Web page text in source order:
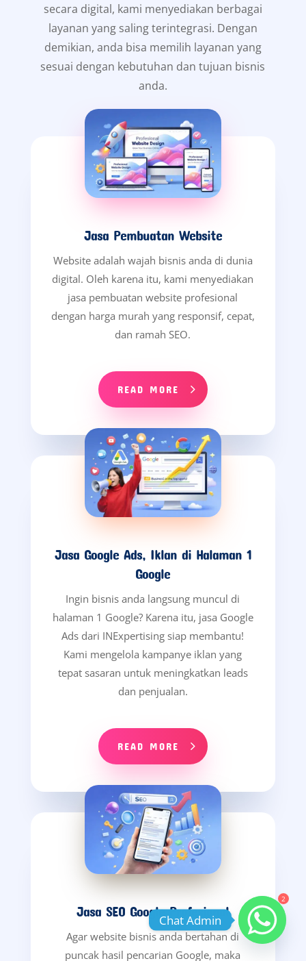
secara digital, kami menyediakan berbagai
layanan yang saling terintegrasi. Dengan
demikian, anda bisa memilih layanan yang
sesuai dengan kebutuhan dan tujuan bisnis
anda.
Jasa Pembuatan Website
Website adalah wajah bisnis anda di dunia
digital. Oleh karena itu, kami menyediakan
jasa pembuatan website profesional
dengan harga murah yang responsif, cepat,
dan ramah SEO.
READ MORE
Jasa Google Ads, Iklan di Halaman 1
Google
Ingin bisnis anda langsung muncul di
halaman 1 Google? Karena itu, jasa Google
Ads dari INExpertising siap membantu!
Kami mengelola kampanye iklan yang
tepat sasaran untuk meningkatkan leads
dan penjualan.
READ MORE
Jasa SEO Google Profesional
Agar website bisnis anda bertahan di
puncak hasil pencarian Google, maka
2
Chat Admin